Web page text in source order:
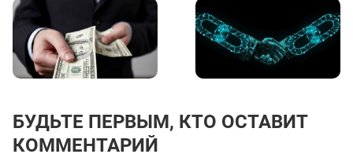
БУДЬТЕ ПЕРВЫМ, КТО ОСТАВИТ
КОММЕНТАРИЙ